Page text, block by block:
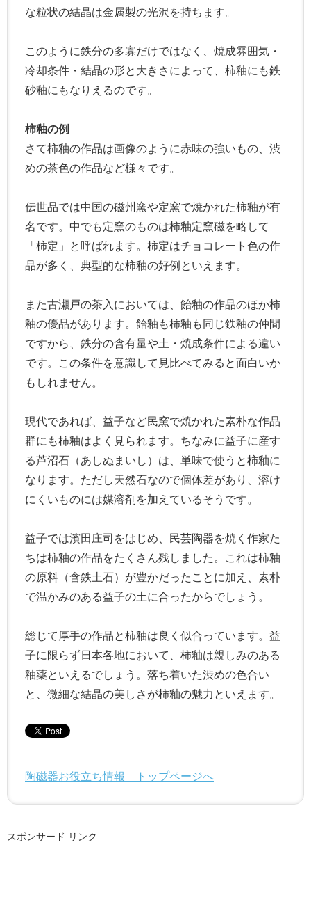
な粒状の結晶は金属製の光沢を持ちます。
このように鉄分の多寡だけではなく、焼成雰囲気・
冷却条件・結晶の形と大きさによって、柿釉にも鉄
砂釉にもなりえるのです。
柿釉の例
さて柿釉の作品は画像のように赤味の強いもの、渋
めの茶色の作品など様々です。
伝世品では中国の磁州窯や定窯で焼かれた柿釉が有
名です。中でも定窯のものは柿釉定窯磁を略して
「柿定」と呼ばれます。柿定はチョコレート色の作
品が多く、典型的な柿釉の好例といえます。
また古瀬戸の茶入においては、飴釉の作品のほか柿
釉の優品があります。飴釉も柿釉も同じ鉄釉の仲間
ですから、鉄分の含有量や土・焼成条件による違い
です。この条件を意識して見比べてみると面白いか
もしれません。
現代であれば、益子など民窯で焼かれた素朴な作品
群にも柿釉はよく見られます。ちなみに益子に産す
る芦沼石（あしぬまいし）は、単味で使うと柿釉に
なります。ただし天然石なので個体差があり、溶け
にくいものには媒溶剤を加えているそうです。
益子では濱田庄司をはじめ、民芸陶器を焼く作家た
ちは柿釉の作品をたくさん残しました。これは柿釉
の原料（含鉄土石）が豊かだったことに加え、素朴
で温かみのある益子の土に合ったからでしょう。
総じて厚手の作品と柿釉は良く似合っています。益
子に限らず日本各地において、柿釉は親しみのある
釉薬といえるでしょう。落ち着いた渋めの色合い
と、微細な結晶の美しさが柿釉の魅力といえます。
陶磁器お役立ち情報 トップページへ
スポンサード リンク